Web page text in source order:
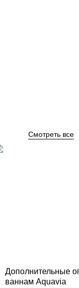
Смотреть все
Дополнительные
ваннам Aquavia